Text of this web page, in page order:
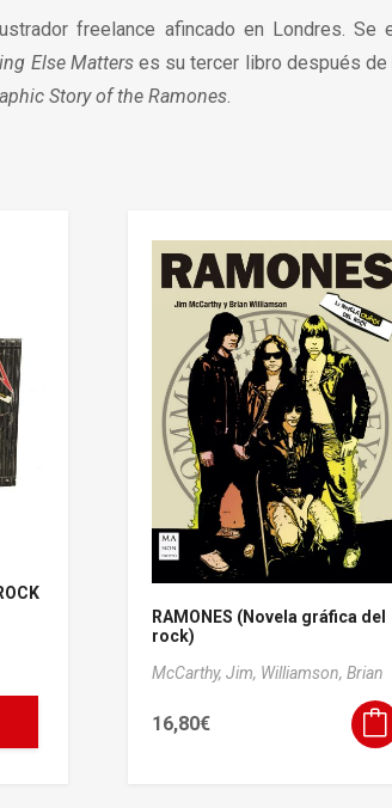
freelance afincado en Londres.
Else Matterses su tercer libro después de
Story of the Ramones.
RAMONES (Novela gráfica del
rock)
McCarthy, Jim, Williamson, Brian
16,80€